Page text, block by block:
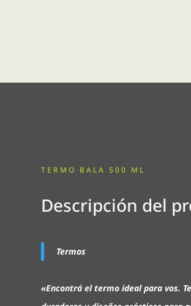
TERMO BALA 500 ML
Descripción del
Termos
«Encontrá el termo ideal para vos.